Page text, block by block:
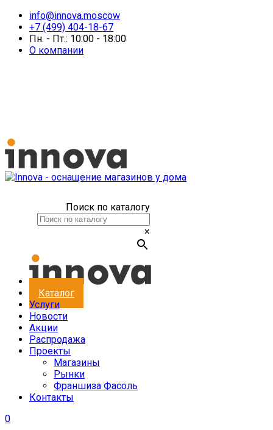
info@innova.moscow
+7 (499) 404-18-67
Пн. - Пт.: 10:00 - 18:00
О компании
Поиск по каталогу
×
Каталог
Услуги
Новости
Акции
Распродажа
Проекты
Магазины
Рынки
Франшиза Фасоль
Контакты
0